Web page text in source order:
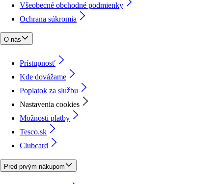
Všeobecné obchodné podmienky
Ochrana súkromia
O nás
Prístupnosť
Kde dovážame
Poplatok za službu
Nastavenia cookies
Možnosti platby
Tesco.sk
Clubcard
Pred prvým nákupom